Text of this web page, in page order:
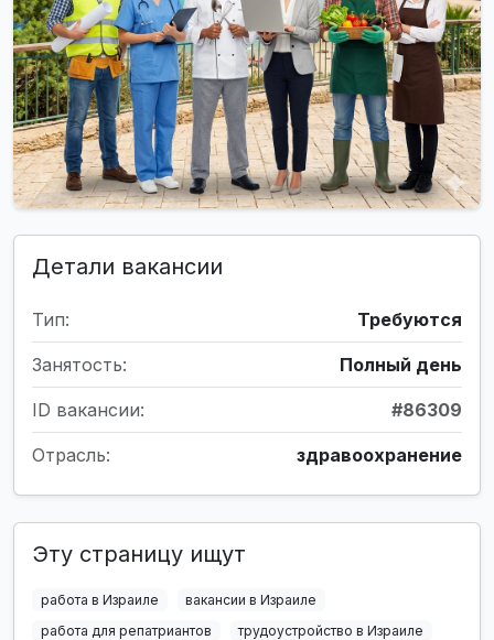
Детали вакансии
Тип: Требуются
Занятость: Полный день
ID вакансии: #86309
Отрасль: здравоохранение
Эту страницу ищут
работа в Израиле
вакансии в Израиле
работа для репатриантов
трудоустройство в Израиле